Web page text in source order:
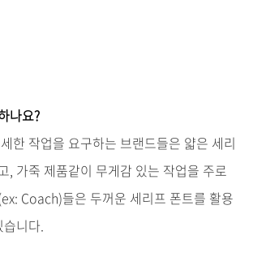
나요?
한 작업을 요구하는 브랜드들은 얇은 세리
, 가죽 제품같이 무게감 있는 작업을 주로
Coach)들은 두꺼운 세리프 폰트를 활용
습니다.